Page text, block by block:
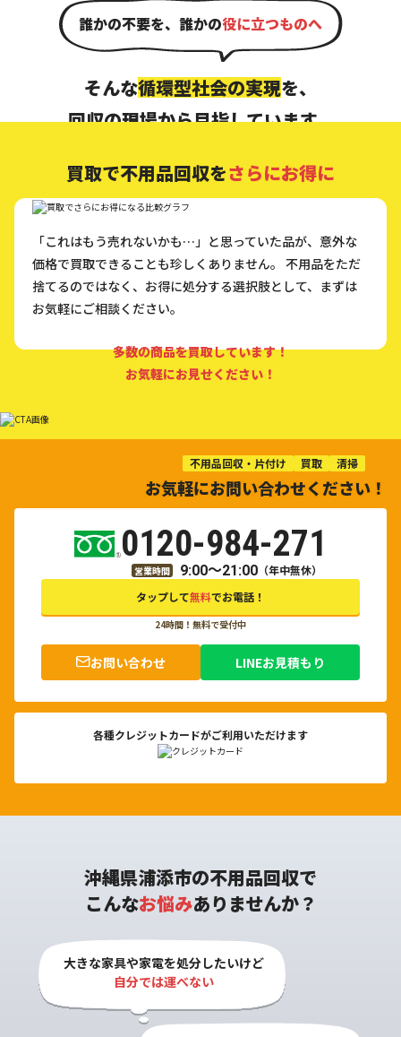
誰かの不要を、誰かの役に立つものへ
そんな循環型社会の実現を、
回収の現場から目指しています。
買取で不用品回収をさらにお得に
「これはもう売れないかも…」と思っていた品が、意外な
価格で買取できることも珍しくありません。 不用品をただ
捨てるのではなく、お得に処分する選択肢として、まずは
お気軽にご相談ください。
多数の商品を買取しています！
お気軽にお見せください！
不用品回収・片付け 買取 清掃
お気軽にお問い合わせください！
0120-984-271
営業時間 9:00～21:00 （年中無休）
タップして無料でお電話！
24時間！無料で受付中
お問い合わせ LINEお見積もり
各種クレジットカードがご利用いただけます
沖縄県浦添市の不用品回収で
こんなお悩みありませんか？
自分では運べない
大きな家具や家電を処分したいけど